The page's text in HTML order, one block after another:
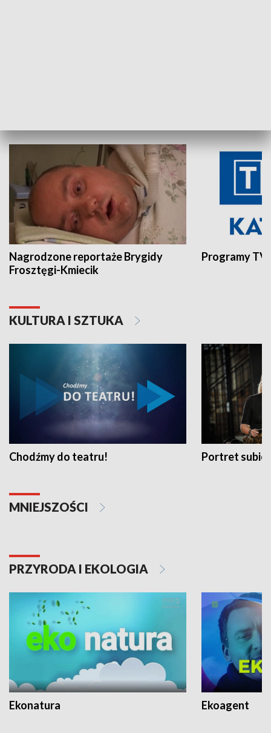
Nagrodzone reportaże Brygidy
Frosztęgi-Kmiecik
Programy
KULTURA I SZTUKA
Chodźmy do teatru! Portret
MNIEJSZOŚCI
PRZYRODA I EKOLOGIA
Ekonatura Ekoagent